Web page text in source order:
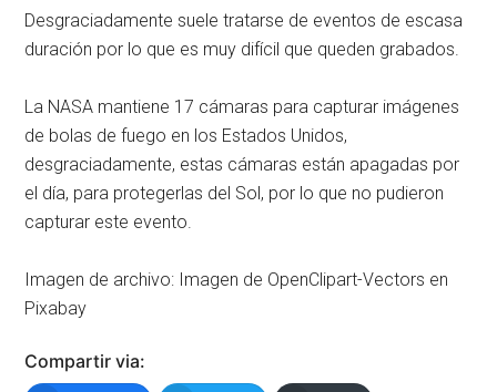
Desgraciadamente suele tratarse de eventos de escasa
duración por lo que es muy difícil que queden grabados.
La NASA mantiene 17 cámaras para capturar imágenes
de bolas de fuego en los Estados Unidos,
desgraciadamente, estas cámaras están apagadas por
el día, para protegerlas del Sol, por lo que no pudieron
capturar este evento.
Imagen de archivo: Imagen de OpenClipart-Vectors en
Pixabay
Compartir via: